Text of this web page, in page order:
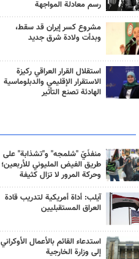
رسم معادلة المواجهة
مشروع كسر إيران قد سقط،
وبدأت ولادة شرق جديد
استقلال القرار العراقي ركيزة
الاستقرار الإقليمي والدبلوماسية
الهادئة تصنع التأثير
منفذَيّ "شلمجه" و"تشذابة" على
طريق الفيض المليوني للأربعين؛
وحركة المرور لا تزال كثيفة
آيلب: أداة أمريكية لتدريب قادة
العراق المستقبليين
استدعاء القائم بالأعمال الأوكراني
إلى وزارة الخارجية